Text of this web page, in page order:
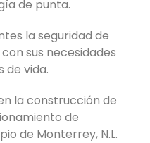
de punta.
la seguridad de
sus necesidades
de vida.
la construcción de
de
de Monterrey, N.L.